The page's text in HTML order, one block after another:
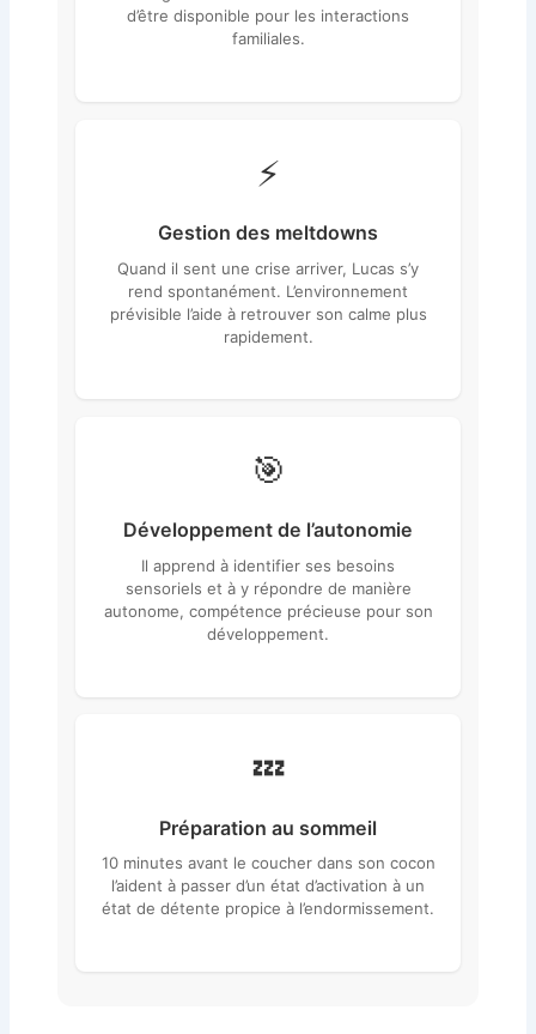
d’être disponible pour les interactions
familiales.
⚡
Gestion des meltdowns
Quand il sent une crise arriver, Lucas s’y
rend spontanément. L’environnement
prévisible l’aide à retrouver son calme plus
rapidement.
🎯
Développement de l’autonomie
Il apprend à identifier ses besoins
sensoriels et à y répondre de manière
autonome, compétence précieuse pour son
développement.
💤
Préparation au sommeil
10 minutes avant le coucher dans son cocon
l’aident à passer d’un état d’activation à un
état de détente propice à l’endormissement.